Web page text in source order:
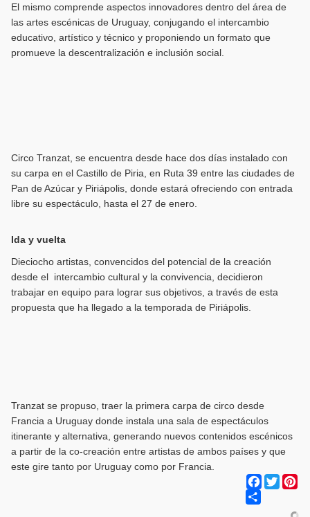
El mismo comprende aspectos innovadores dentro del área de
las artes escénicas de Uruguay, conjugando el intercambio
educativo, artístico y técnico y proponiendo un formato que
promueve la descentralización e inclusión social.
Circo Tranzat, se encuentra desde hace dos días instalado con
su carpa en el Castillo de Piria, en Ruta 39 entre las ciudades de
Pan de Azúcar y Piriápolis, donde estará ofreciendo con entrada
libre su espectáculo, hasta el 27 de enero.
Ida y vuelta
Dieciocho artistas, convencidos del potencial de la creación
desde el intercambio cultural y la convivencia, decidieron
trabajar en equipo para lograr sus objetivos, a través de esta
propuesta que ha llegado a la temporada de Piriápolis.
Tranzat se propuso, traer la primera carpa de circo desde
Francia a Uruguay donde instala una sala de espectáculos
itinerante y alternativa, generando nuevos contenidos escénicos
a partir de la co-creación entre artistas de ambos países y que
este gire tanto por Uruguay como por Francia.
Facebook
Twitter